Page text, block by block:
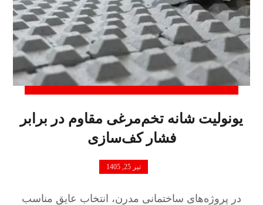
یونولیت شانه تخم‌مرغی مقاوم در برابر
فشار کف‌سازی
تیر 25, 1405
در پروژه‌های ساختمانی مدرن، انتخاب عایق مناسب